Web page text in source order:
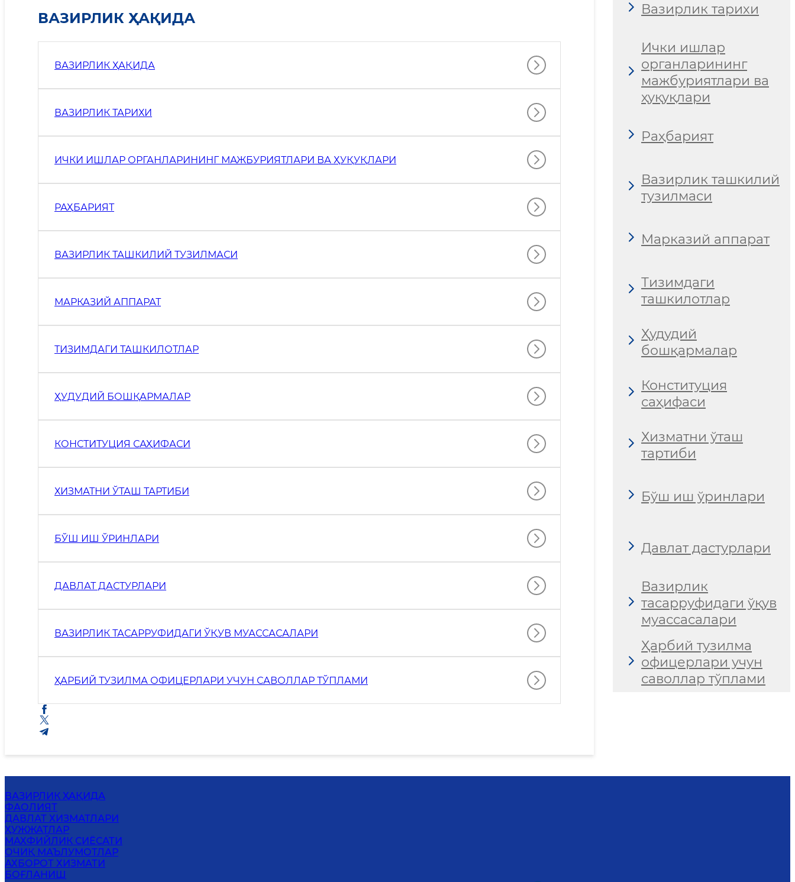
ВАЗИРЛИК ҲАҚИДА
ВАЗИРЛИК ҲАҚИДА
ВАЗИРЛИК ТАРИХИ
ИЧКИ ИШЛАР ОРГАНЛАРИНИНГ МАЖБУРИЯТЛАРИ ВА ҲУҚУҚЛАРИ
РАҲБАРИЯТ
ВАЗИРЛИК ТАШКИЛИЙ ТУЗИЛМАСИ
МАРКАЗИЙ АППАРАТ
ТИЗИМДАГИ ТАШКИЛОТЛАР
ҲУДУДИЙ БОШҚАРМАЛАР
КОНСТИТУЦИЯ САҲИФАСИ
ХИЗМАТНИ ЎТАШ ТАРТИБИ
БЎШ ИШ ЎРИНЛАРИ
ДАВЛАТ ДАСТУРЛАРИ
ВАЗИРЛИК ТАСАРРУФИДАГИ ЎҚУВ МУАССАСАЛАРИ
ҲАРБИЙ ТУЗИЛМА ОФИЦЕРЛАРИ УЧУН САВОЛЛАР ТЎПЛАМИ
Вазирлик тарихи
Ички ишлар
органларининг
мажбуриятлари ва
ҳуқуқлари
Раҳбарият
Вазирлик ташкилий
тузилмаси
Марказий аппарат
Тизимдаги
ташкилотлар
Ҳудудий
бошқармалар
Конституция
саҳифаси
Хизматни ўташ
тартиби
Бўш иш ўринлари
Давлат дастурлари
Вазирлик
тасарруфидаги ўқув
муассасалари
Ҳарбий тузилма
офицерлари учун
саволлар тўплами
ВАЗИРЛИК ҲАҚИДА
ФАОЛИЯТ
ДАВЛАТ ХИЗМАТЛАРИ
ҲУЖЖАТЛАР
MАХФИЙЛИК СИЁСАТИ
ОЧИҚ МАЪЛУМОТЛАР
АХБОРОТ ХИЗМАТИ
БОҒЛАНИШ